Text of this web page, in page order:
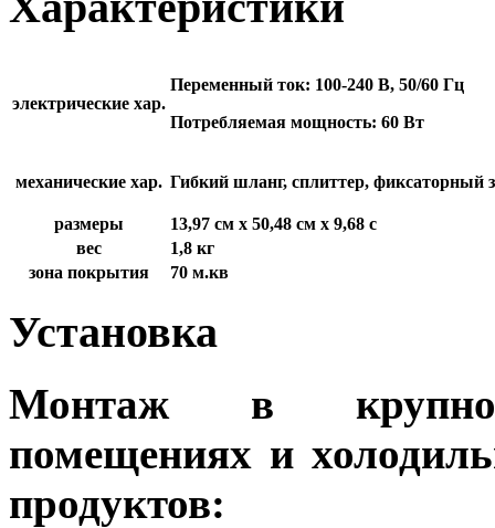
электрические хар.
Переменный ток: 100-240 В, 50/60 Гц
Потребляемая мощность: 60 Вт
механические хар. Гибкий шланг, сплиттер, фиксаторный
размеры
13,97 см х 50,48 см х 9,68 с
вес
1,8 кг
зона покрытия
70 м.кв
Установка
Монтаж в
помещениях и
продуктов: